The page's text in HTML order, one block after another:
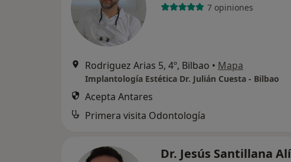
7 opiniones
Rodriguez Arias 5, 4º, Bilbao • Mapa
Implantología Estética Dr. Julián Cuesta - Bilbao
Acepta Antares
Primera visita Odontología
Dr. Jesús Santillana